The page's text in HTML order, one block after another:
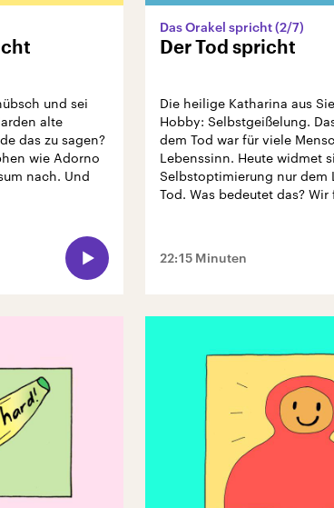
und sei
alte
das zu sagen?
wie Adorno
nach. Und
Das Orakel spricht (2/7)
Der Tod spricht
Die heilige Katharina aus
Hobby: Selbstgeißelung.
dem Tod war für viele
Lebenssinn. Heute widmet
Selbstoptimierung nur dem
Tod. Was bedeutet das?
22:15 Minuten